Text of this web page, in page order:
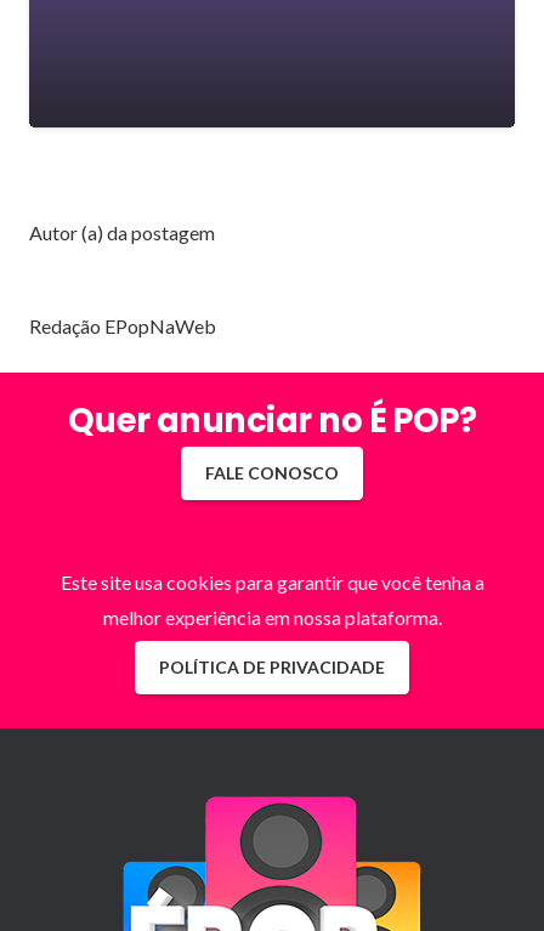
Autor (a) da postagem
Redação EPopNaWeb
Quer anunciar no É POP?
FALE CONOSCO
Este site usa cookies para garantir que você tenha a
melhor experiência em nossa plataforma.
POLÍTICA DE PRIVACIDADE